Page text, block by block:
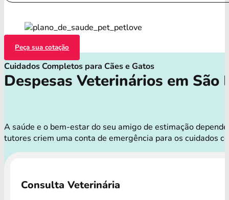
Peça sua cotação
Cuidados Completos para Cães e Gatos
Despesas Veterinários em São
A saúde e o bem-estar do seu amigo de estimação
tutores criem uma conta de emergência para os cuidados
Consulta Veterinária